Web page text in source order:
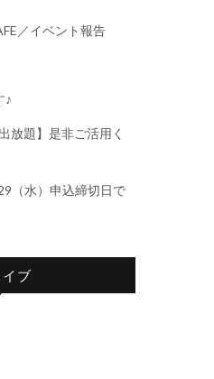
／イベント報告
♪
放題】是非ご活用く
（水）申込締切日で
ブ